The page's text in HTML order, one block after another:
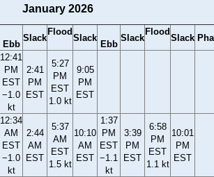
January 2026
Ebb
Slack
Flood
Slack
Ebb
Slack
Flood
Slack
12:41
PM
EST
−1.0
kt
2:41
PM
EST
5:27
PM
EST
1.0 kt
9:05
PM
EST
12:34
AM
EST
−1.0
kt
2:44
AM
EST
5:37
AM
EST
1.5 kt
10:10
AM
EST
1:37
PM
EST
−1.1
kt
3:39
PM
EST
6:58
PM
EST
1.1 kt
10:01
PM
EST